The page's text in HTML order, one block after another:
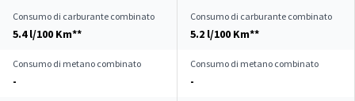
Consumo di carburante combinato
5.4 l/100 Km**
Consumo di carburante combinato
5.2 l/100 Km**
Consumo di metano combinato
-
Consumo di metano combinato
-